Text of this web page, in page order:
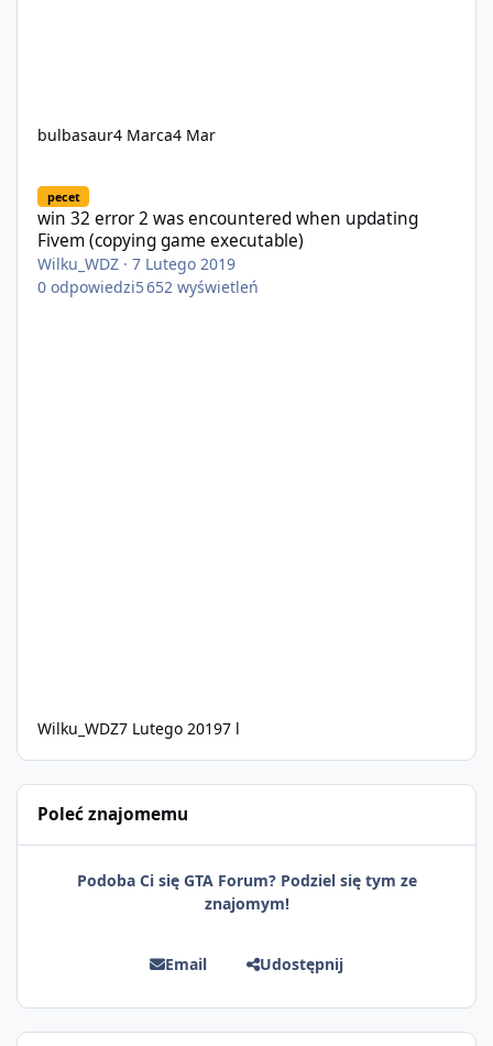
bulbasaur4 Marca4 Mar
pecet
win 32 error 2 was encountered when updating
Fivem (copying game executable)
Wilku_WDZ ·7 Lutego 2019
0 odpowiedzi5 652 wyświetleń
Wilku_WDZ7 Lutego 20197 l
Poleć znajomemu
Podoba Ci się GTA Forum? Podziel się tym ze
znajomym!
Email Udostępnij